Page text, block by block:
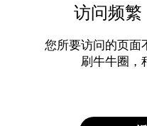
访问频繁
您所要访问的页面
刷牛牛圈，